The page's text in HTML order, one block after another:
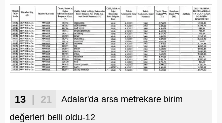
13 | 21
Adalar'da arsa metrekare birim
değerleri belli oldu-12